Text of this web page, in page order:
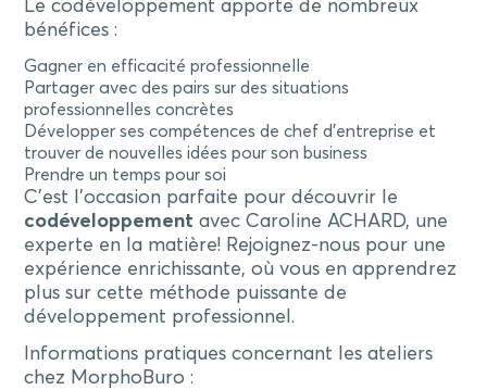
Le codéveloppement apporte de nombreux
bénéfices :
Gagner en efficacité professionnelle
Partager avec des pairs sur des situations
professionnelles concrètes
Développer ses compétences de chef d’entreprise et
trouver de nouvelles idées pour son business
Prendre un temps pour soi
C’est l’occasion parfaite pour découvrir le
codéveloppement avec Caroline ACHARD, une
experte en la matière! Rejoignez-nous pour une
expérience enrichissante, où vous en apprendrez
plus sur cette méthode puissante de
développement professionnel.
Informations pratiques concernant les ateliers
chez MorphoBuro :